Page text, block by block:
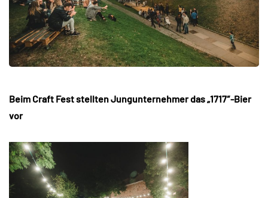
Beim Craft Fest stellten Jungunternehmer das „1717″-Bier
vor